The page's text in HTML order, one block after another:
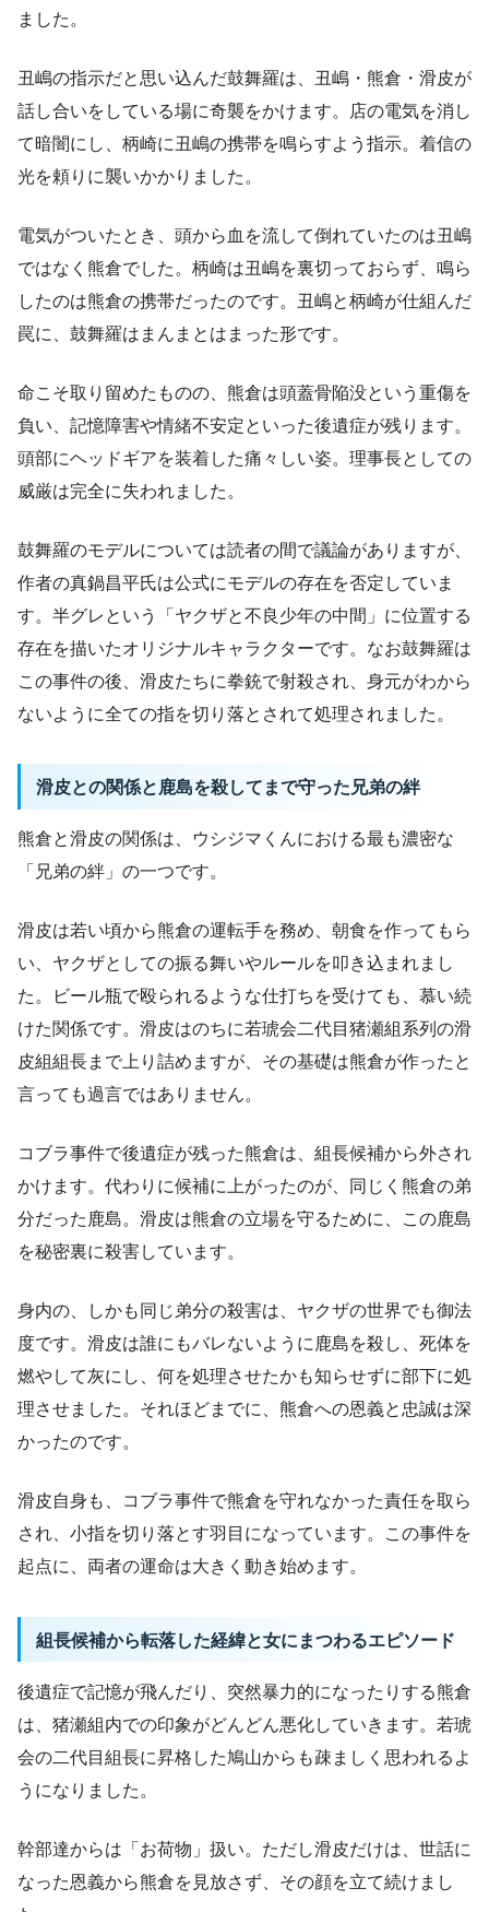
ました。
丑嶋の指示だと思い込んだ鼓舞羅は、丑嶋・熊倉・滑皮が
話し合いをしている場に奇襲をかけます。店の電気を消し
て暗闇にし、柄崎に丑嶋の携帯を鳴らすよう指示。着信の
光を頼りに襲いかかりました。
電気がついたとき、頭から血を流して倒れていたのは丑嶋
ではなく熊倉でした。柄崎は丑嶋を裏切っておらず、鳴ら
したのは熊倉の携帯だったのです。丑嶋と柄崎が仕組んだ
罠に、鼓舞羅はまんまとはまった形です。
命こそ取り留めたものの、熊倉は頭蓋骨陥没という重傷を
負い、記憶障害や情緒不安定といった後遺症が残ります。
頭部にヘッドギアを装着した痛々しい姿。理事長としての
威厳は完全に失われました。
鼓舞羅のモデルについては読者の間で議論がありますが、
作者の真鍋昌平氏は公式にモデルの存在を否定していま
す。半グレという「ヤクザと不良少年の中間」に位置する
存在を描いたオリジナルキャラクターです。なお鼓舞羅は
この事件の後、滑皮たちに拳銃で射殺され、身元がわから
ないように全ての指を切り落とされて処理されました。
滑皮との関係と鹿島を殺してまで守った兄弟の絆
熊倉と滑皮の関係は、ウシジマくんにおける最も濃密な
「兄弟の絆」の一つです。
滑皮は若い頃から熊倉の運転手を務め、朝食を作ってもら
い、ヤクザとしての振る舞いやルールを叩き込まれまし
た。ビール瓶で殴られるような仕打ちを受けても、慕い続
けた関係です。滑皮はのちに若琥会二代目猪瀬組系列の滑
皮組組長まで上り詰めますが、その基礎は熊倉が作ったと
言っても過言ではありません。
コブラ事件で後遺症が残った熊倉は、組長候補から外され
かけます。代わりに候補に上がったのが、同じく熊倉の弟
分だった鹿島。滑皮は熊倉の立場を守るために、この鹿島
を秘密裏に殺害しています。
身内の、しかも同じ弟分の殺害は、ヤクザの世界でも御法
度です。滑皮は誰にもバレないように鹿島を殺し、死体を
燃やして灰にし、何を処理させたかも知らせずに部下に処
理させました。それほどまでに、熊倉への恩義と忠誠は深
かったのです。
滑皮自身も、コブラ事件で熊倉を守れなかった責任を取ら
され、小指を切り落とす羽目になっています。この事件を
起点に、両者の運命は大きく動き始めます。
組長候補から転落した経緯と女にまつわるエピソード
後遺症で記憶が飛んだり、突然暴力的になったりする熊倉
は、猪瀬組内での印象がどんどん悪化していきます。若琥
会の二代目組長に昇格した鳩山からも疎ましく思われるよ
うになりました。
幹部達からは「お荷物」扱い。ただし滑皮だけは、世話に
なった恩義から熊倉を見放さず、その顔を立て続けまし